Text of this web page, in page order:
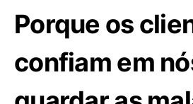
Porque os
confiam em